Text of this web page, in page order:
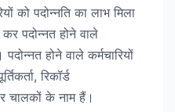
को पदोन्नति का लाभ मिला
पदोन्नत होने वाले
होने वाले कर्मचारियों
रिकॉर्ड
चालकों के नाम हैं।